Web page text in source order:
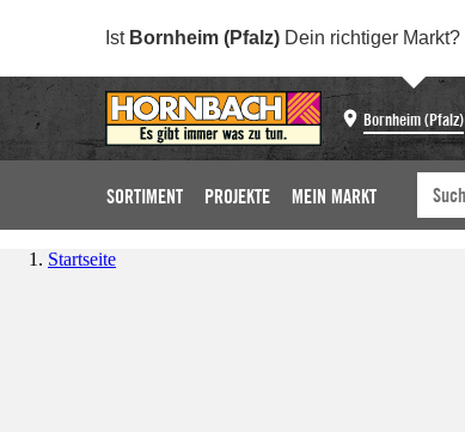
Ist Bornheim (Pfalz) Dein richtiger Markt?
Bornheim (Pfalz)
SORTIMENT PROJEKTE MEIN MARKT
Startseite